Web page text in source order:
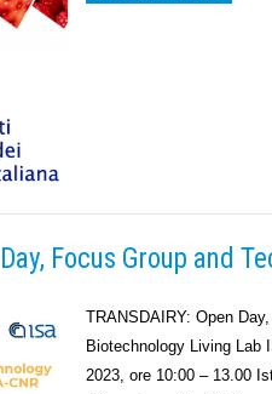
Focus Group and
TRANSDAIRY: Open
Biotechnology Living Lab
2023, ore 10:00 – 13.00